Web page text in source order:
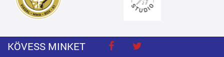
KÖVESS MINKET